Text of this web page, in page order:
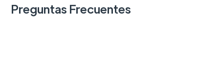
Preguntas Frecuentes